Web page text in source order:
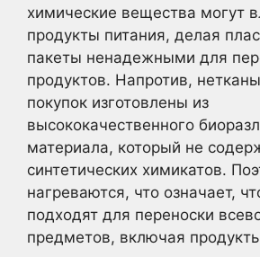
химические вещества могут
продукты питания, делая
пакеты ненадежными для
продуктов. Напротив,
покупок изготовлены из
высококачественного
материала, который не
синтетических химикатов.
нагреваются, что означает,
подходят для переноски
предметов, включая